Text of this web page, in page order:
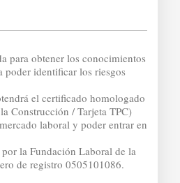
para obtener los conocimientos
poder identificar los riesgos
el certificado homologado
Construcción / Tarjeta TPC)
laboral y poder entrar en
la Fundación Laboral de la
de registro 0505101086.